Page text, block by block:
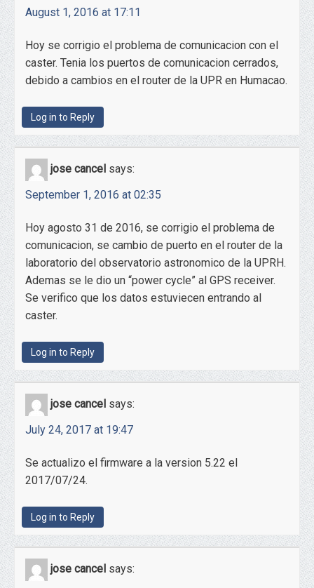
August 1, 2016 at 17:11
Hoy se corrigio el problema de comunicacion con el
caster. Tenia los puertos de comunicacion cerrados,
debido a cambios en el router de la UPR en Humacao.
Log in to Reply
jose cancel says:
September 1, 2016 at 02:35
Hoy agosto 31 de 2016, se corrigio el problema de
comunicacion, se cambio de puerto en el router de la
laboratorio del observatorio astronomico de la UPRH.
Ademas se le dio un “power cycle” al GPS receiver.
Se verifico que los datos estuviecen entrando al
caster.
Log in to Reply
jose cancel says:
July 24, 2017 at 19:47
Se actualizo el firmware a la version 5.22 el
2017/07/24.
Log in to Reply
jose cancel says: